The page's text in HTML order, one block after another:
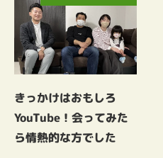
きっかけはおもしろ
YouTube！会ってみた
ら情熱的な方でした